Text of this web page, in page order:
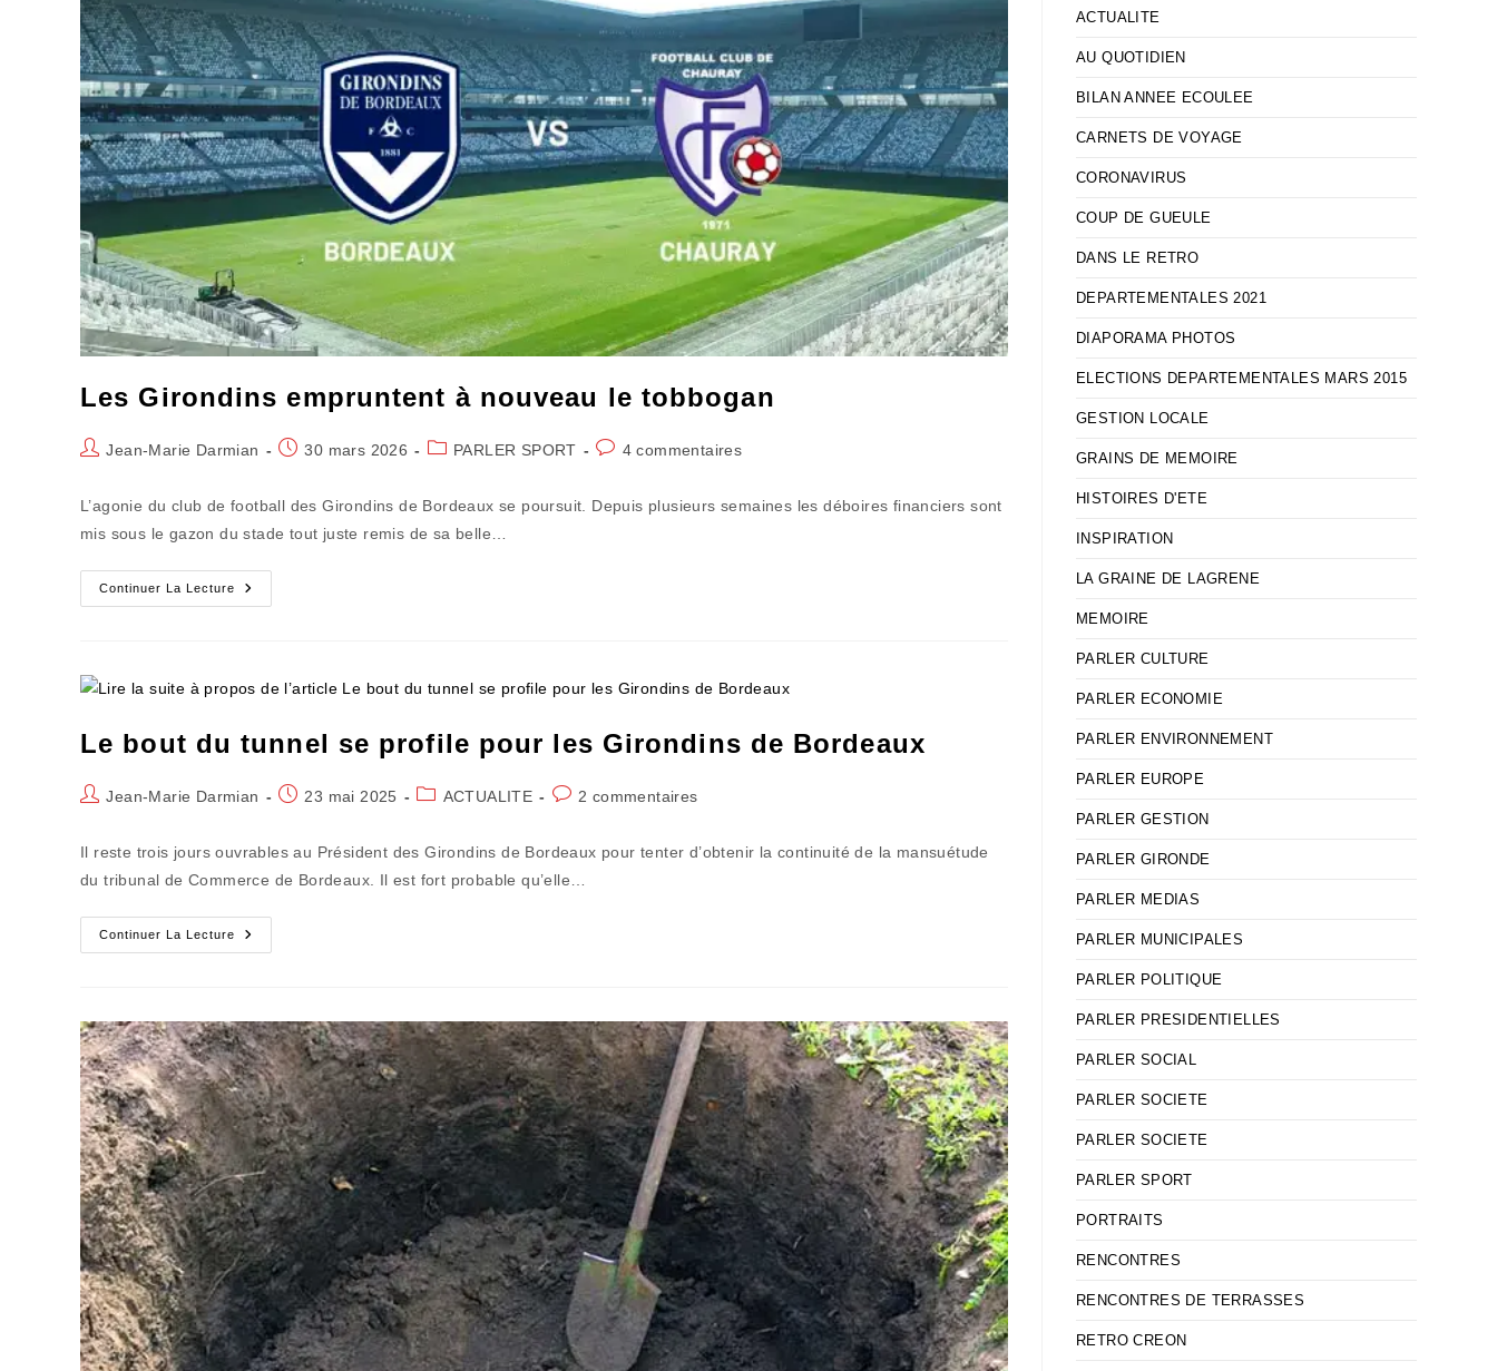
Les Girondins empruntent à nouveau le tobbogan
Auteur/autrice
publication :
Jean-Marie Darmian
Publication
30 mars 2026
PostPARLER SPORT
Commentaires
publication :
4 commentaires
L’agonie du club de football des Girondins de Bordeaux se poursuit. Depuis plusieurs semaines les déboires financiers sont
mis sous le gazon du stade tout juste remis de sa belle…
Continuer La Lecture
Les
Girondins
Tobbogan
Le bout du tunnel se profile pour les Girondins de Bordeaux
Auteur/autrice
Jean-Marie Darmian
Publication
23 mai 2025
PostACTUALITE
Commentaires
publication :
2 commentaires
Il reste trois jours ouvrables au Président des Girondins de Bordeaux pour tenter d’obtenir la continuité de la mansuétude
du tribunal de Commerce de Bordeaux. Il est fort probable qu’elle…
Continuer La Lecture
Le
Bout
Pour
Les
Girondins
De
Bordeaux
ACTUALITE
AU QUOTIDIEN
BILAN ANNEE ECOULEE
CARNETS DE VOYAGE
CORONAVIRUS
COUP DE GUEULE
DANS LE RETRO
DEPARTEMENTALES 2021
DIAPORAMA PHOTOS
ELECTIONS DEPARTEMENTALES MARS 2015
GESTION LOCALE
GRAINS DE MEMOIRE
HISTOIRES D'ETE
INSPIRATION
LA GRAINE DE LAGRENE
MEMOIRE
PARLER CULTURE
PARLER ECONOMIE
PARLER ENVIRONNEMENT
PARLER EUROPE
PARLER GESTION
PARLER GIRONDE
PARLER MEDIAS
PARLER MUNICIPALES
PARLER POLITIQUE
PARLER PRESIDENTIELLES
PARLER SOCIAL
PARLER SOCIETE
PARLER SOCIETE
PARLER SPORT
PORTRAITS
RENCONTRES
RENCONTRES DE TERRASSES
RETRO CREON